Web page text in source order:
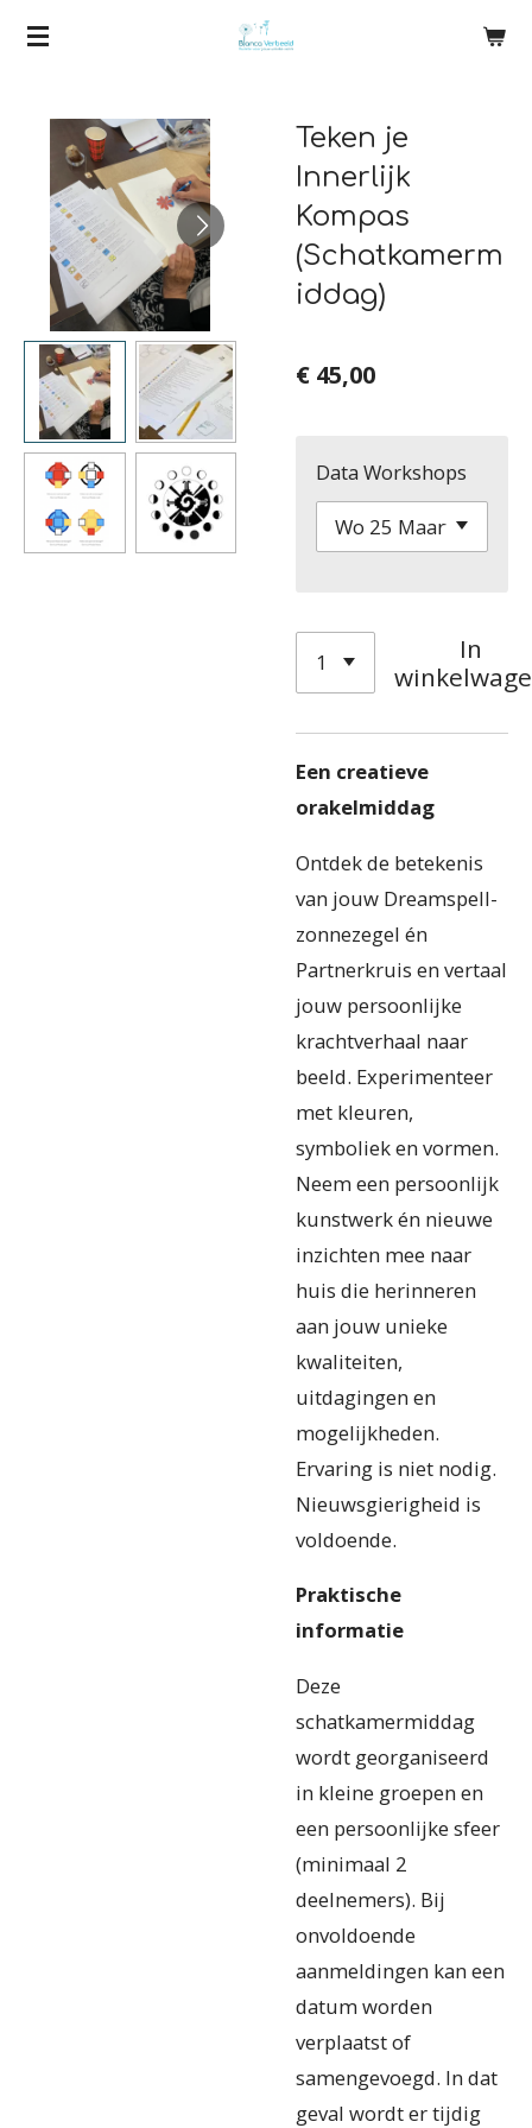
Ga
hoofdinhoud
Teken je
Innerlijk
Kompas
(Schatkamerm
iddag)
€ 45,00
Data Workshops
In
Een creatieve
orakelmiddag
Ontdek de betekenis
van jouw Dreamspell-
zonnezegel én
Partnerkruis en vertaal
jouw persoonlijke
krachtverhaal naar
beeld. Experimenteer
met kleuren,
symboliek en vormen.
Neem een persoonlijk
kunstwerk én nieuwe
inzichten mee naar
huis die herinneren
aan jouw unieke
kwaliteiten,
uitdagingen en
mogelijkheden.
Ervaring is niet nodig.
Nieuwsgierigheid is
voldoende.
Praktische
informatie
Deze
schatkamermiddag
wordt georganiseerd
in kleine groepen en
een persoonlijke sfeer
(minimaal 2
deelnemers). Bij
onvoldoende
aanmeldingen kan een
datum worden
verplaatst of
samengevoegd. In dat
geval wordt er tijdig